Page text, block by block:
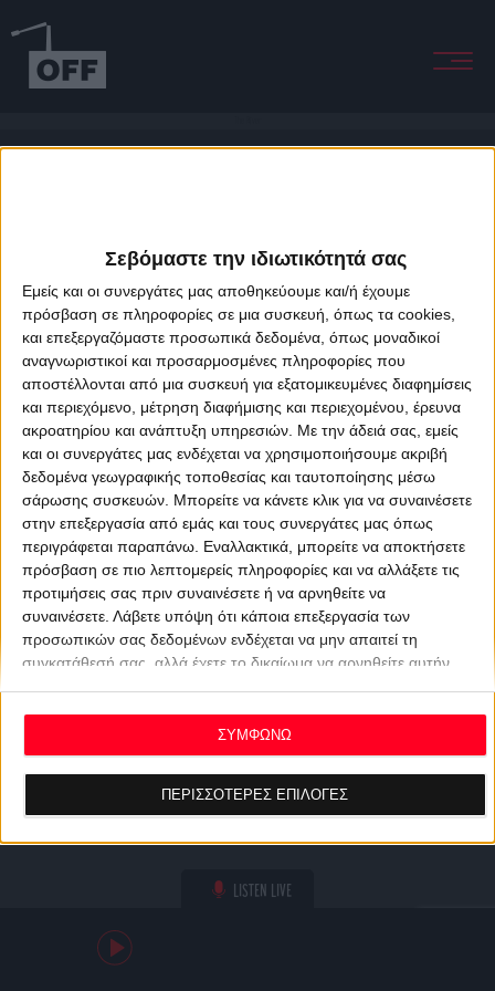
Σεβόμαστε την ιδιωτικότητά σας
Εμείς και οι συνεργάτες μας αποθηκεύουμε και/ή έχουμε
πρόσβαση σε πληροφορίες σε μια συσκευή, όπως τα cookies,
και επεξεργαζόμαστε προσωπικά δεδομένα, όπως μοναδικοί
αναγνωριστικοί και προσαρμοσμένες πληροφορίες που
αποστέλλονται από μια συσκευή για εξατομικευμένες διαφημίσεις
και περιεχόμενο, μέτρηση διαφήμισης και περιεχομένου, έρευνα
ακροατηρίου και ανάπτυξη υπηρεσιών. Με την άδειά σας, εμείς
και οι συνεργάτες μας ενδέχεται να χρησιμοποιήσουμε ακριβή
δεδομένα γεωγραφικής τοποθεσίας και ταυτοποίησης μέσω
σάρωσης συσκευών. Μπορείτε να κάνετε κλικ για να συναινέσετε
στην επεξεργασία από εμάς και τους συνεργάτες μας όπως
περιγράφεται παραπάνω. Εναλλακτικά, μπορείτε να αποκτήσετε
πρόσβαση σε πιο λεπτομερείς πληροφορίες και να αλλάξετε τις
προτιμήσεις σας πριν συναινέσετε ή να αρνηθείτε να
συναινέσετε. Λάβετε υπόψη ότι κάποια επεξεργασία των
προσωπικών σας δεδομένων ενδέχεται να μην απαιτεί τη
συγκατάθεσή σας, αλλά έχετε το δικαίωμα να αρνηθείτε αυτήν
ανακαλέσετε τη συγκατάθεσή σας ανά πάσα στιγμή
επιστρέφοντας σε αυτόν τον ιστότοπο και κάνοντας κλικ στο
κουμπί "Απορρήτου" στο κάτω μέρος της ιστοσελίδας.
ΠΕΡΙΣΣΟΤΕΡΕΣ ΕΠΙΛΟΓΕΣ
ΣΥΜΦΩΝΩ
LISTEN LIVE
About Offradio Business Class Terms & Conditions
Privacy Policy
Designed & developed byporcupine colors&Fotis Alexandrou